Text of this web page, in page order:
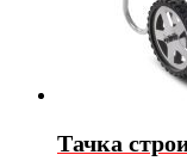
Тачка